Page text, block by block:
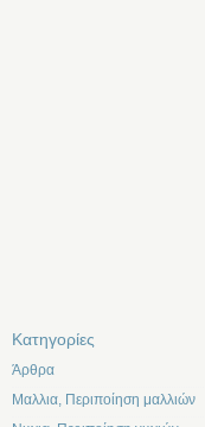
Kατηγορίες
Άρθρα
Μαλλια, Περιποίηση μαλλιών